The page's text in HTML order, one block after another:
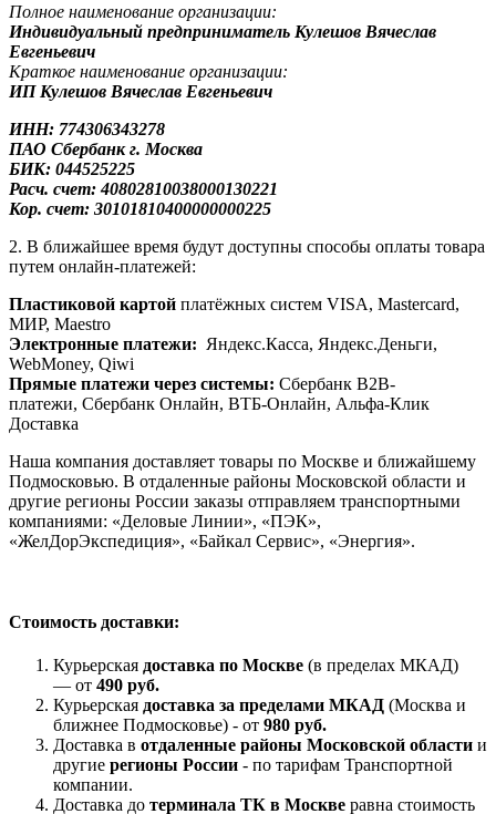
Полное наименование организации:
Индивидуальный предприниматель Кулешов Вячеслав
Евгеньевич
Краткое наименование организации:
ИП Кулешов Вячеслав Евгеньевич
ИНН: 774306343278
ПАО Сбербанкг. Москва
БИК: 044525225
Расч. счет: 40802810038000130221
Кор. счет: 30101810400000000225
2. В ближайшее время будут доступны способы оплаты товара
путем онлайн-платежей:
Пластиковой картой платёжных систем VISA, Mastercard,
МИР, Maestrо
Электронные платежи: Яндекс.Касса, Яндекс.Деньги,
WebMoney, Qiwi
Прямые платежи через системы: Сбербанк B2B-
платежи, Сбербанк Онлайн, ВТБ-Онлайн, Альфа-Клик
Доставка
Наша компания доставляет товары по Москве и ближайшему
Подмосковью. В отдаленные районы Московской области и
другие регионы России заказы отправляем транспортными
компаниями: «Деловые Линии», «ПЭК»,
«ЖелДорЭкспедиция», «Байкал Сервис», «Энергия».
Стоимость доставки:
Курьерская доставка по Москве (в пределах МКАД)
— от 490 руб.
Курьерская доставка за пределами МКАД (Москва и
ближнее Подмосковье) - от 980 руб.
Доставка в отдаленные районы Московской области и
другие регионы России - по тарифам Транспортной
компании.
Доставка до терминала ТК в Москве равна стоимость